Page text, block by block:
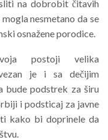
na dobrobit čitavih
nesmetano da se
osnažene porodice.
postoji velika
je i sa dečijim
bude podstrek za širu
i podsticaj za javne
kako bi doprinele da